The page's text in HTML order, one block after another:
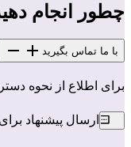
چطور انجام
با ما تماس بگیرید
برای اطلاع از نحوه
ارسال پیشنهاد